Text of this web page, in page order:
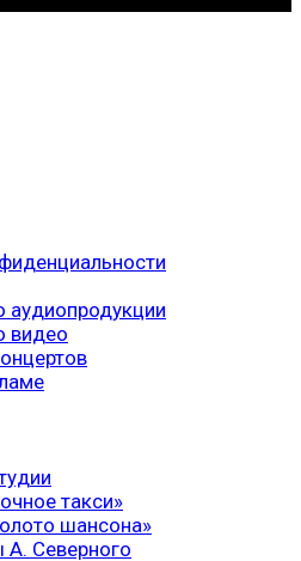
аудиопродукции
видео
такси»
шансона»
Северного